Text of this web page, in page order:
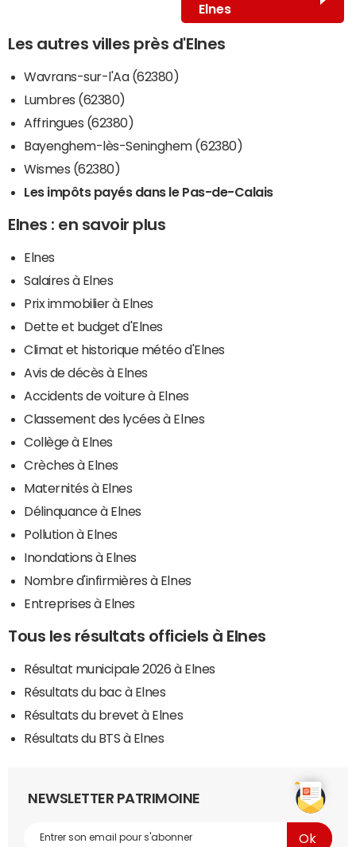
Elnes
Les autres villes près d'Elnes
Wavrans-sur-l'Aa (62380)
Lumbres (62380)
Affringues (62380)
Bayenghem-lès-Seninghem (62380)
Wismes (62380)
Les impôts payés dans le Pas-de-Calais
Elnes : en savoir plus
Elnes
Salaires à Elnes
Prix immobilier à Elnes
Dette et budget d'Elnes
Climat et historique météo d'Elnes
Avis de décès à Elnes
Accidents de voiture à Elnes
Classement des lycées à Elnes
Collège à Elnes
Crèches à Elnes
Maternités à Elnes
Délinquance à Elnes
Pollution à Elnes
Inondations à Elnes
Nombre d'infirmières à Elnes
Entreprises à Elnes
Tous les résultats officiels à Elnes
Résultat municipale 2026 à Elnes
Résultats du bac à Elnes
Résultats du brevet à Elnes
Résultats du BTS à Elnes
NEWSLETTER PATRIMOINE